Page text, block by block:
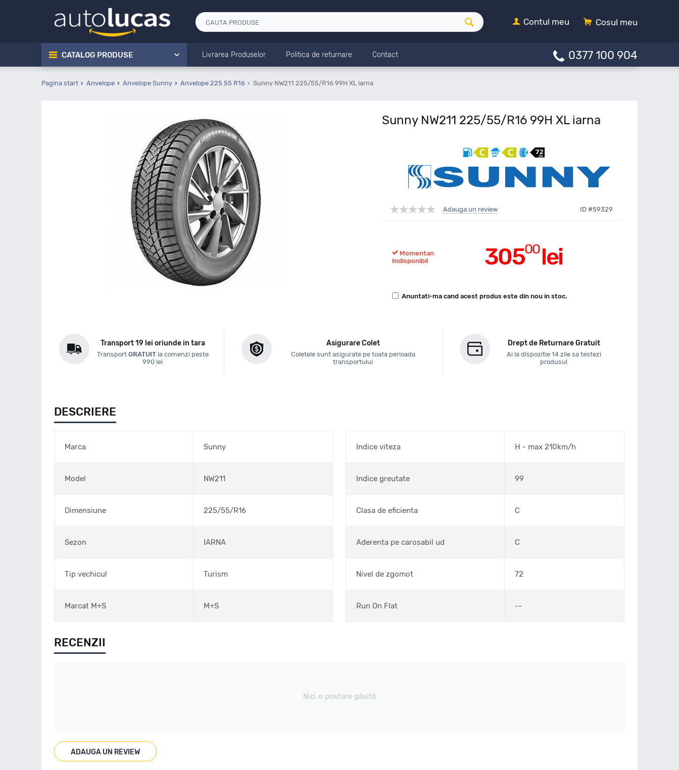
Cosul meu
Contul meu
CATALOG PRODUSE Livrarea Produselor Politica de returnare Contact 0377 100 904
Pagina start Anvelope Anvelope Sunny Anvelope 225 55 R16 Sunny NW211 225/55/R16 99H XL iarna
Sunny NW211 225/55/R16 99H XL iarna
Adauga un review ID #59329
30500lei
Momentan
Indisponibil
Anuntati-ma cand acest produs este din nou in stoc.
Transport 19 lei oriunde in tara
Transport GRATUITla comenzi peste
990 lei
Asigurare Colet
Coletele sunt asigurate pe toata perioada
transportului
Drept de Returnare Gratuit
Ai la dispozitie 14 zile sa testezi
produsul
DESCRIERE
Marca Sunny
Model NW211
Dimensiune 225/55/R16
Sezon IARNA
Tip vechicul Turism
Marcat M+S M+S
Indice viteza H - max 210km/h
Indice greutate 99
Clasa de eficienta C
Aderenta pe carosabil ud C
Nivel de zgomot 72
Run On Flat --
RECENZII
Nici o postare găsită
ADAUGA UN REVIEW